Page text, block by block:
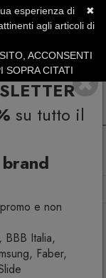
su tutto il
e non
BBB Italia,
Faber,
✖
esperienza di
agli articoli di
ACCONSENTI
SOPRA CITATI